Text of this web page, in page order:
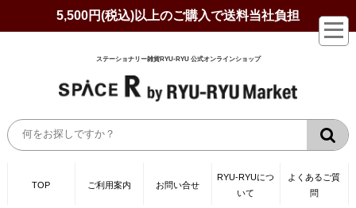
5,500円(税込)以上のご購入で送料当社負担
ステーショナリー雑貨RYU-RYU 公式オンラインショップ
TOP ご利用案内 お問い合せ
RYU-RYUにつ
いて
よくあるご質
問